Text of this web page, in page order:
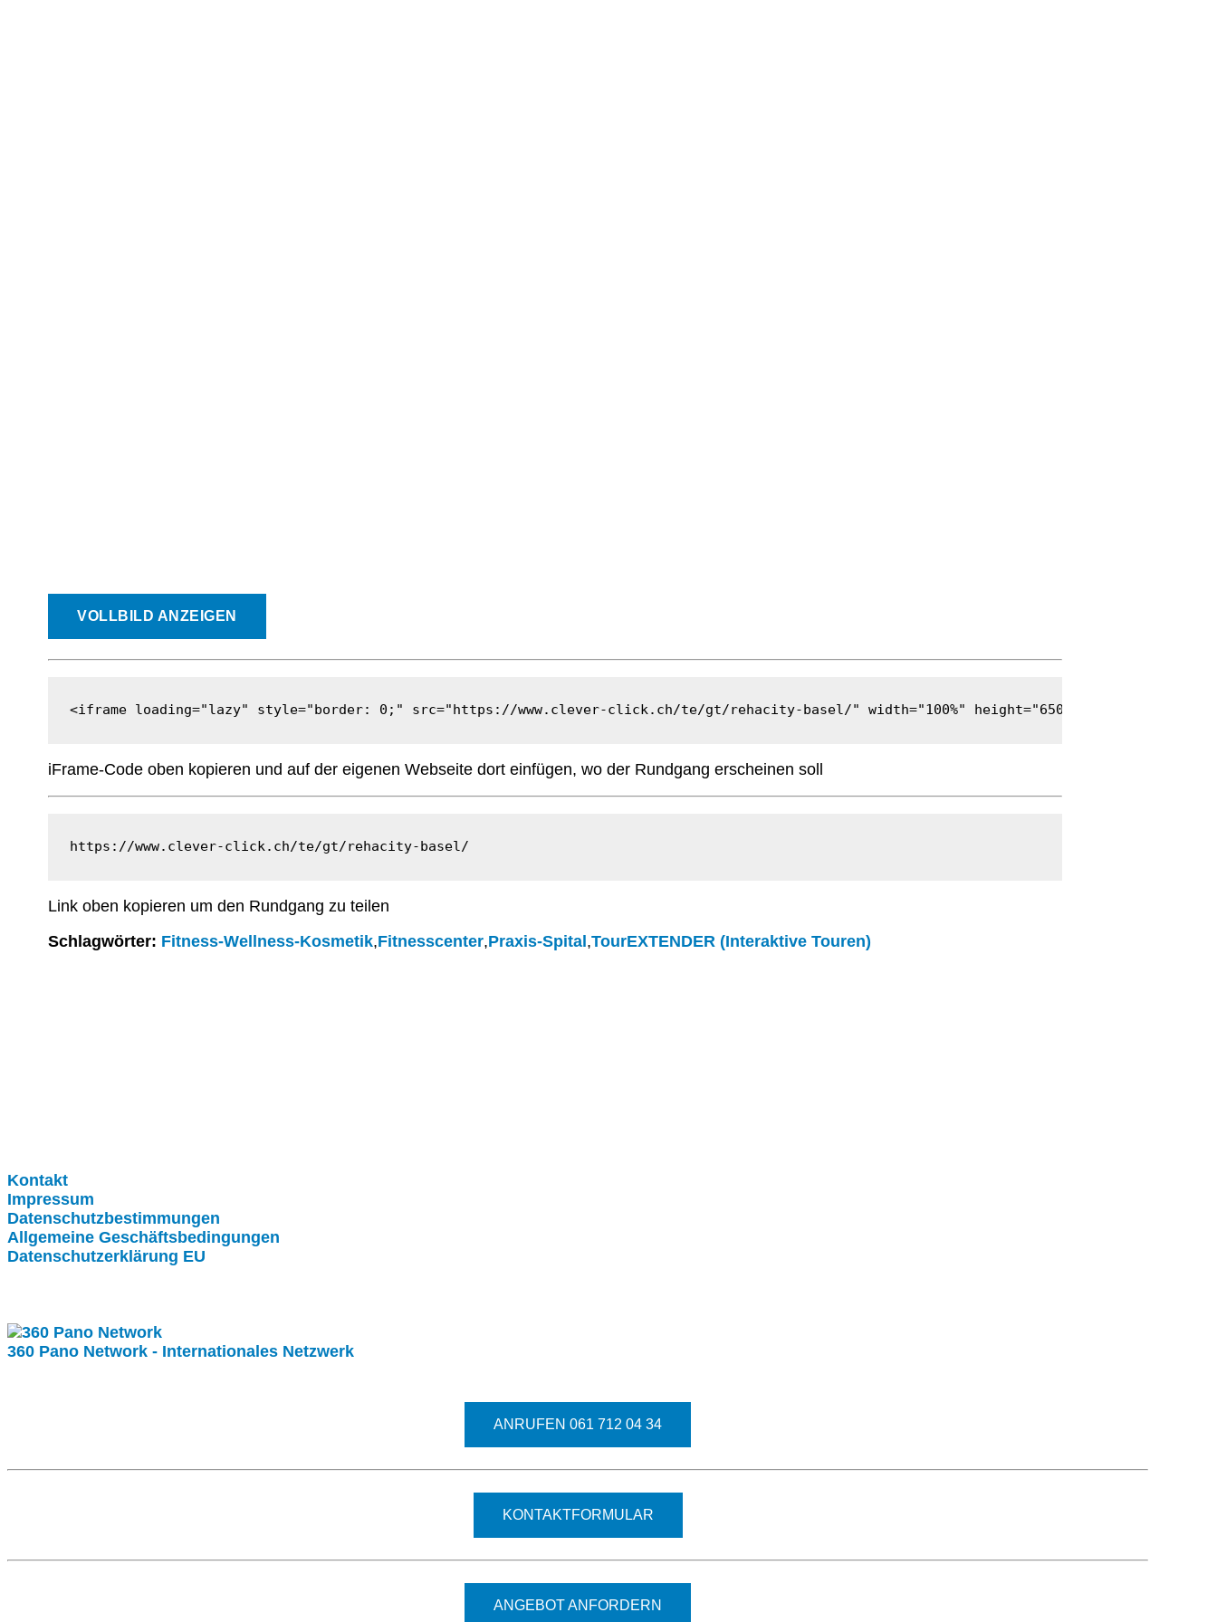
VOLLBILD ANZEIGEN
<iframe loading="lazy" style="border: 0;" src="https://www.clever-click.ch/te/gt/rehacity-basel/" width="100%" height="650" frameborder="0"
iFrame-Code oben kopieren und auf der eigenen Webseite dort einfügen, wo der Rundgang erscheinen soll
https://www.clever-click.ch/te/gt/rehacity-basel/
Link oben kopieren um den Rundgang zu teilen
Schlagwörter: Fitness-Wellness-Kosmetik,Fitnesscenter,Praxis-Spital,TourEXTENDER (Interaktive Touren)
Kontakt
Impressum
Datenschutzbestimmungen
Allgemeine Geschäftsbedingungen
Datenschutzerklärung EU
360 Pano Network - Internationales Netzwerk
ANRUFEN 061 712 04 34
KONTAKTFORMULAR
ANGEBOT ANFORDERN